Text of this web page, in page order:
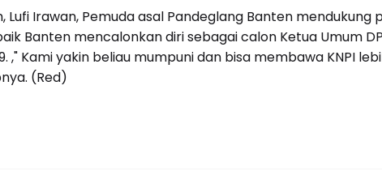
Irawan, Pemuda asal Pandeglang Banten mendukung
Banten mencalonkan diri sebagai calon Ketua Umum
," Kami yakin beliau mumpuni dan bisa membawa KNPI
(Red)